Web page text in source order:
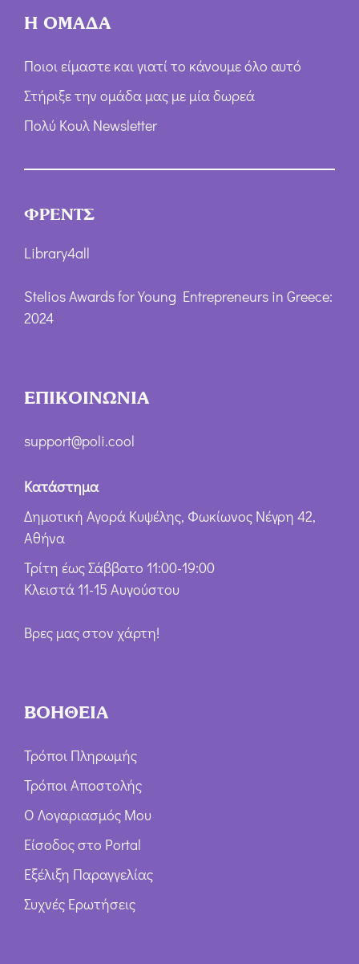
Η ΟΜΑΔΑ
Ποιοι είμαστε και γιατί το κάνουμε όλο αυτό
Στήριξε την ομάδα μας με μία δωρεά
Πολύ Κουλ Newsletter
ΦΡΕΝΤΣ
Library4all
Stelios Awards for Young Entrepreneurs in Greece:
2024
ΕΠΙΚΟΙΝΩΝΙΑ
support@poli.cool
Κατάστημα
Δημοτική Αγορά Κυψέλης, Φωκίωνος Νέγρη 42,
Αθήνα
Τρίτη έως Σάββατο 11:00-19:00
Κλειστά 11-15 Αυγούστου
Βρες μας στον χάρτη!
ΒΟΗΘΕΙΑ
Τρόποι Πληρωμής
Τρόποι Αποστολής
Ο Λογαριασμός Μου
Είσοδος στο Portal
Εξέλιξη Παραγγελίας
Συχνές Ερωτήσεις